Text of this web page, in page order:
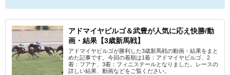
アドマイヤビルゴ＆武豊が人気に応え快勝/動
画・結果【3歳新馬戦】
アドマイヤビルゴが勝利した3歳新馬戦の動画・結果をまと
めた記事です。今回の着順は1着：アドマイヤビルゴ、2
着：フアナ、3着：フィニステールとなりました。レースの
詳しい結果、動画などをご覧ください。